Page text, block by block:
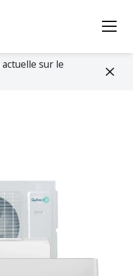
sur le